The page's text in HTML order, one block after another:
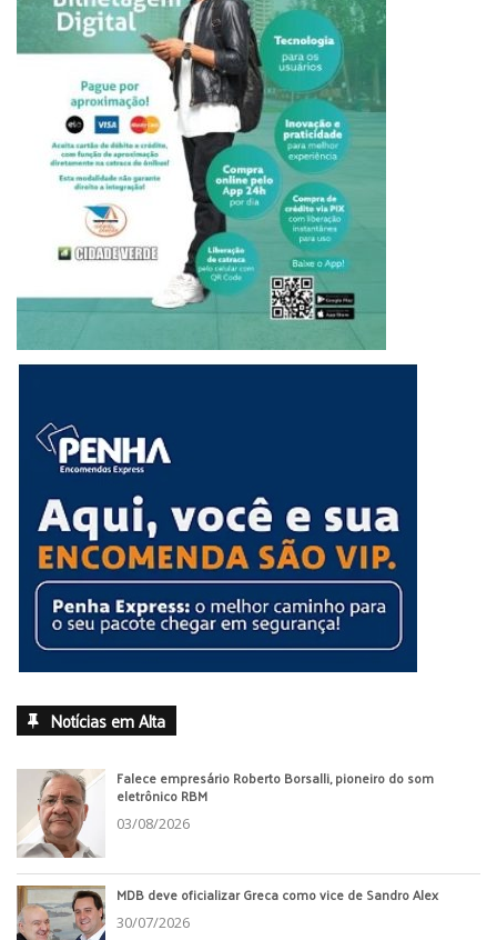
Notícias em Alta
Falece empresário Roberto Borsalli, pioneiro do som
eletrônico RBM
03/08/2026
MDB deve oficializar Greca como vice de Sandro Alex
30/07/2026